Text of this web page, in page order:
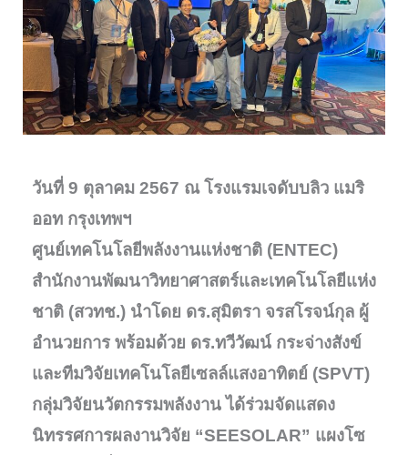
วันที่ 9 ตุลาคม 2567 ณ โรงแรมเจดับบลิว แมริ
ออท กรุงเทพฯ
ศูนย์เทคโนโลยีพลังงานแห่งชาติ (ENTEC)
สำนักงานพัฒนาวิทยาศาสตร์และเทคโนโลยีแห่ง
ชาติ (สวทช.) นำโดย ดร.สุมิตรา จรสโรจน์กุล ผู้
อำนวยการ พร้อมด้วย ดร.ทวีวัฒน์ กระจ่างสังข์
และทีมวิจัยเทคโนโลยีเซลล์แสงอาทิตย์ (SPVT)
กลุ่มวิจัยนวัตกรรมพลังงาน ได้ร่วมจัดแสดง
นิทรรศการผลงานวิจัย “SEESOLAR” แผงโซ